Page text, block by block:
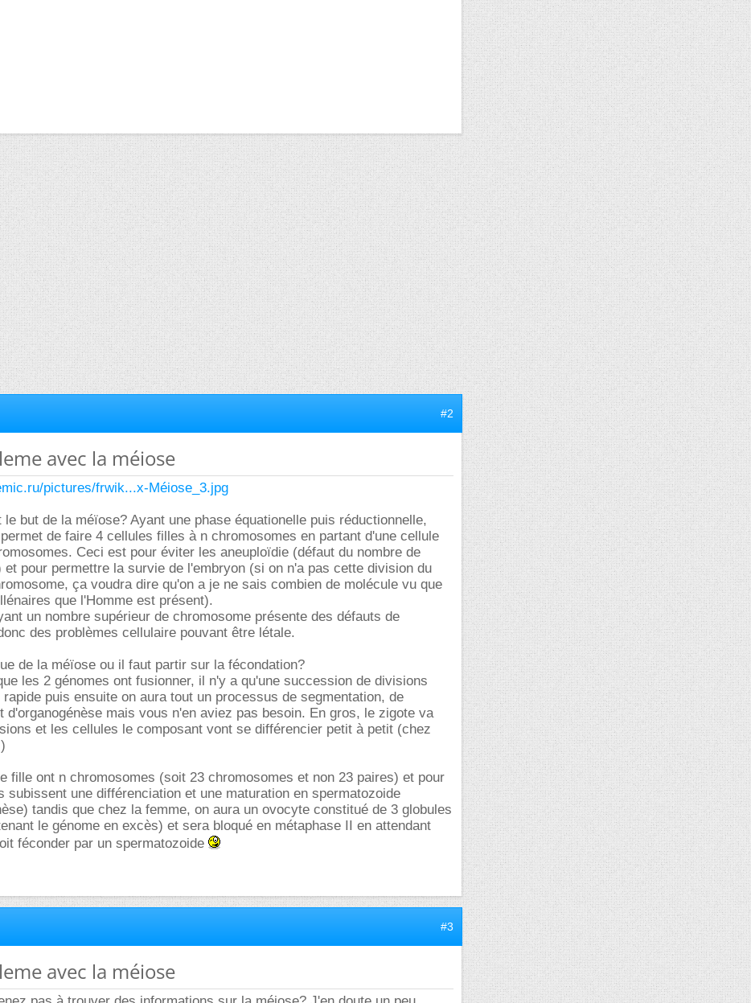
#2
avec la méiose
pictures/frwik...x-Méiose_3.jpg
but de la méïose? Ayant une phase équationelle puis réductionnelle,
de faire 4 cellules filles à n chromosomes en partant d'une cellule
Ceci est pour éviter les aneuploïdie (défaut du nombre de
et pour permettre la survie de l'embryon (si on n'a pas cette division du
ça voudra dire qu'on a je ne sais combien de molécule vu que
que l'Homme est présent).
un nombre supérieur de chromosome présente des défauts de
des problèmes cellulaire pouvant être létale.
de la méïose ou il faut partir sur la fécondation?
les 2 génomes ont fusionner, il n'y a qu'une succession de divisions
puis ensuite on aura tout un processus de segmentation, de
d'organogénèse mais vous n'en aviez pas besoin. En gros, le zigote va
et les cellules le composant vont se différencier petit à petit (chez
fille ont n chromosomes (soit 23 chromosomes et non 23 paires) et pour
subissent une différenciation et une maturation en spermatozoide
tandis que chez la femme, on aura un ovocyte constitué de 3 globules
le génome en excès) et sera bloqué en métaphase II en attendant
féconder par un spermatozoide
#3
avec la méiose